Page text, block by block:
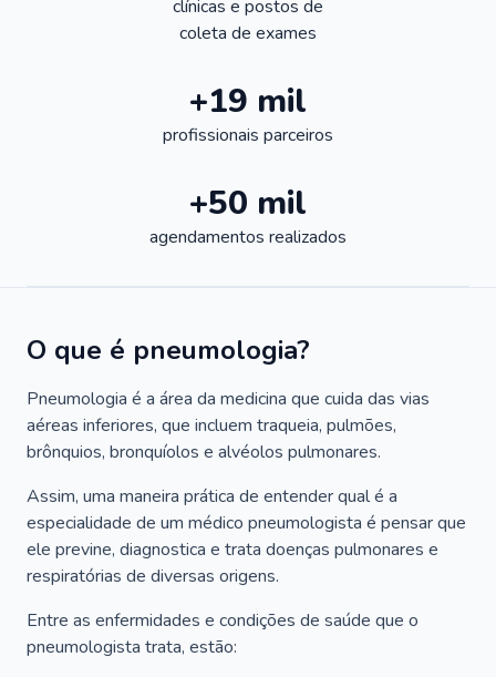
clínicas e postos de
coleta de exames
+19 mil
profissionais parceiros
+50 mil
agendamentos realizados
O que é pneumologia?
Pneumologia é a área da medicina que cuida das vias
aéreas inferiores, que incluem traqueia, pulmões,
brônquios, bronquíolos e alvéolos pulmonares.
Assim, uma maneira prática de entender qual é a
especialidade de um médico pneumologista é pensar que
ele previne, diagnostica e trata doenças pulmonares e
respiratórias de diversas origens.
Entre as enfermidades e condições de saúde que o
pneumologista trata, estão: